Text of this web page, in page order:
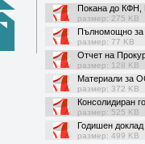
Покана до
размер: 275 KB
Пълномощно
размер: 77 KB
Отчет на
размер: 128 KB
Материали за
размер: 372 KB
Консолидиран
размер: 525 KB
Годишен
размер: 499 KB